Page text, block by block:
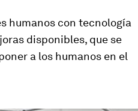
humanos con tecnología
disponibles, que se
a los humanos en el